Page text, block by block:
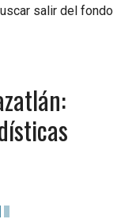
salir del fondo